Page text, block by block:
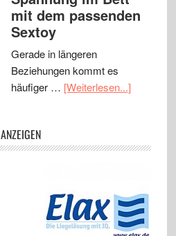
mit dem passenden
Sextoy
Gerade in längeren
Beziehungen kommt es
häufiger … [Weiterlesen...]
ANZEIGEN